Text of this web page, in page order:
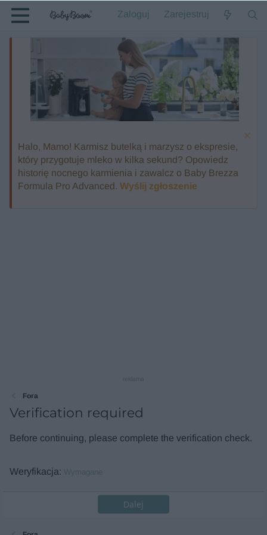
Zaloguj Zarejestruj
Halo, Mamo! Karmisz butelką i marzysz o ekspresie,
który przygotuje mleko w kilka sekund? Opowiedz
historię nocnego karmienia i zawalcz o Baby Brezza
Formula Pro Advanced. Wyślij zgłoszenie
Fora
Verification required
Before continuing, please complete the verification check.
Weryfikacja Wymagane
Dalej